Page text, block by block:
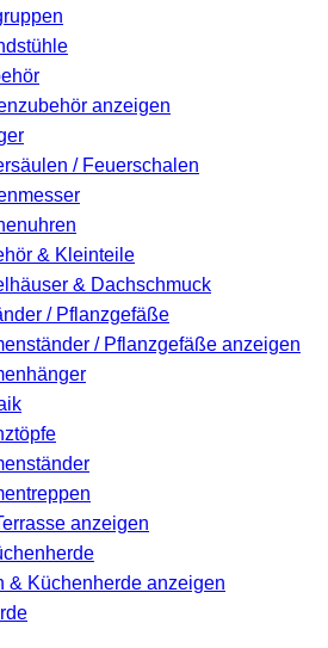
anzeigen
/ Feuerschalen
& Kleinteile
& Dachschmuck
/ Pflanzgefäße
/ Pflanzgefäße anzeigen
anzeigen
& Küchenherde anzeigen